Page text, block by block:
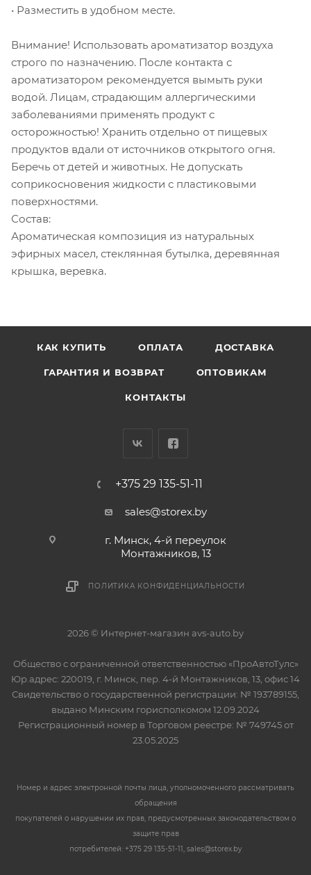
• Разместить в удобном месте.
Внимание! Использовать ароматизатор воздуха
строго по назначению. После контакта с
ароматизатором рекомендуется вымыть руки
водой. Лицам, страдающим аллергическими
заболеваниями применять продукт с
осторожностью! Хранить отдельно от пищевых
продуктов вдали от источников открытого огня.
Беречь от детей и животных. Не допускать
соприкосновения жидкости с пластиковыми
поверхностями.
Состав:
Ароматическая композиция из натуральных
эфирных масел, стеклянная бутылка, деревянная
крышка, веревка.
КАК КУПИТЬ ОПЛАТА ДОСТАВКА
ГАРАНТИЯ И ВОЗВРАТ ОПТОВИКАМ
КОНТАКТЫ
+375 29 135-51-11
sales@storex.by
г. Минск, 4-й переулок
Монтажников, 13
ПОЛИТИКА КОНФИДЕНЦИАЛЬНОСТИ
2026 © Интернет-магазин avs-auto.by
Общество с ограниченной ответственностью «ПроАвтоТулс»
Юр.адрес: 220019, г. Минск, пер. 4-й Монтажников, 13, офис 14
Свидетельство о государственной регистрации: № 193789155,
выдано Минским горисполкомом 12.09.2024
Регистрационный номер в Торговом реестре: № 749745 от
23.05.2025
Номер и адрес электронной почты лица, уполномоченного рассматривать
обращения
покупателей о нарушении их прав, предусмотренных законодательством о
защите прав
потребителей: +375 29 135-51-11, sales@storex.by